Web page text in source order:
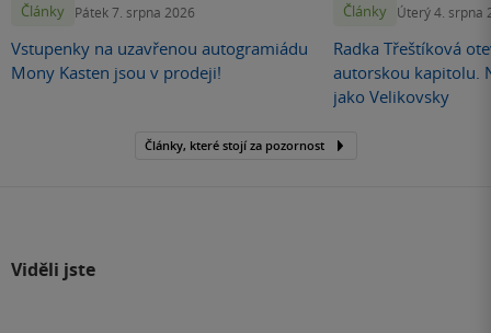
Články Pátek 7. srpna 2026
Vstupenky na uzavřenou autogramiádu
Mony Kasten jsou v prodeji!
Články Úterý 4. srpna
Radka Třeštíková
autorskou kapitolu.
jako Velikovsky
Články, které stojí za pozornost
Viděli jste